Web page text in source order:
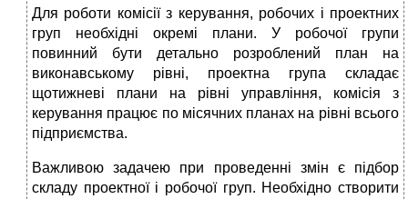
Для роботи комісії з керування, робочих і проектних
груп необхідні окремі плани. У робочої групи
повинний бути детально розроблений план на
виконавському рівні, проектна група складає
щотижневі плани на рівні управління, комісія з
керування працює по місячних планах на рівні всього
підприємства.
Важливою задачею при проведенні змін є підбор
складу проектної і робочої груп. Необхідно створити